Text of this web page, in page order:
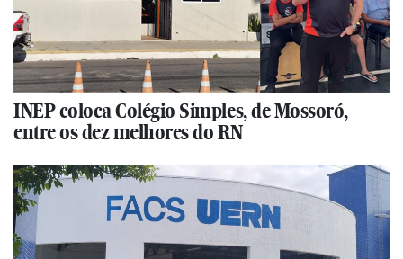
INEP coloca Colégio Simples, de Mossoró,
entre os dez melhores do RN